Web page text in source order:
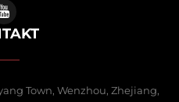
Town, Wenzhou, Zhejiang,